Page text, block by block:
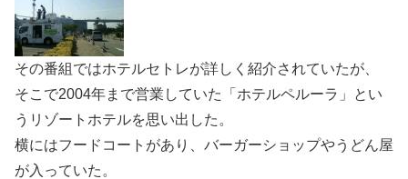
その番組ではホテルセトレが詳しく紹介されていたが、
そこで2004年まで営業していた「ホテルペルーラ」とい
うリゾートホテルを思い出した。
横にはフードコートがあり、バーガーショップやうどん屋
が入っていた。